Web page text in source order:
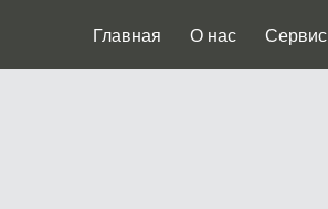
Главная О нас Сервис